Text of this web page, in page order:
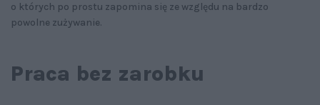
o których po prostu zapomina się ze względu na bardzo
powolne zużywanie.
Praca bez zarobku